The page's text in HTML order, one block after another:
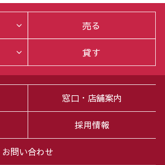
窓口・店舗案内
採用情報
お問い合わせ
売る
貸す